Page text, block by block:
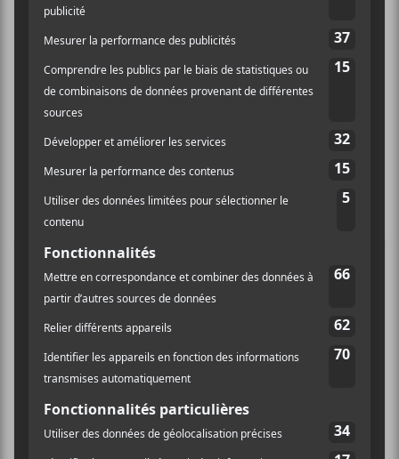
INSCRIPTION À L’INFOLETTRE
Ne manquez pas les dernières
nouvelles!
Abonnez-vous à l’infolettre du Canal
Auditif pour tout savoir de l’actualité
musicale, découvrir vos nouveaux
albums préférés et revivre les